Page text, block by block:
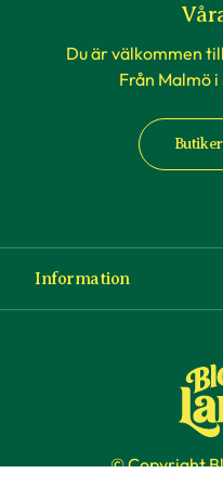
Du är välkommen
Från Malmö
Information
Köp- och leveransvillkor
© Copyright